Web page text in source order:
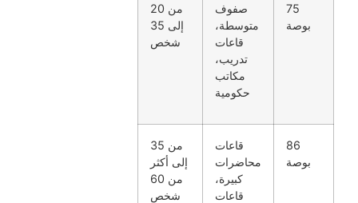
بوصة
صفوف
متوسطة،
قاعات
تدريب،
مكاتب
حكومية
من 20
إلى 35
شخص
86
بوصة
قاعات
محاضرات
كبيرة،
قاعات
من 35
إلى أكثر
من 60
شخص